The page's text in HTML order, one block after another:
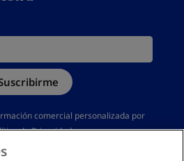
privacidadcomercial personalizada por
de Privacidad